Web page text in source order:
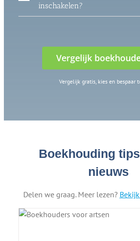
inschakelen?
Vergelijk
Vergelijk gratis, kies en bespaar
Boekhouding
nieuws
Delen we graag. Meer lezen?